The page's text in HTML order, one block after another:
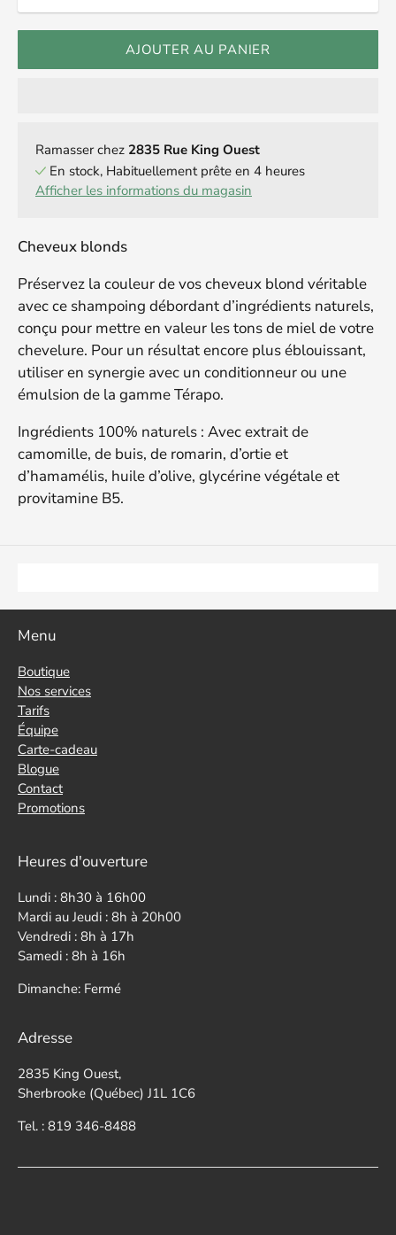
AJOUTER AU PANIER
Ramasser chez 2835 Rue King Ouest
En stock, Habituellement prête en 4 heures
Afficher les informations du magasin
Cheveux blonds
Préservez la couleur de vos cheveux blond véritable
avec ce shampoing débordant d’ingrédients naturels,
conçu pour mettre en valeur les tons de miel de votre
chevelure. Pour un résultat encore plus éblouissant,
utiliser en synergie avec un conditionneur ou une
émulsion de la gamme Térapo.
Ingrédients 100% naturels : Avec extrait de
camomille, de buis, de romarin, d’ortie et
d’hamamélis, huile d’olive, glycérine végétale et
provitamine B5.
Menu
Boutique
Nos services
Tarifs
Équipe
Carte-cadeau
Blogue
Contact
Promotions
Heures d'ouverture
Lundi : 8h30 à 16h00
Mardi au Jeudi : 8h à 20h00
Vendredi : 8h à 17h
Samedi : 8h à 16h
Dimanche: Fermé
Adresse
2835 King Ouest,
Sherbrooke (Québec) J1L 1C6
Tel. : 819 346-8488